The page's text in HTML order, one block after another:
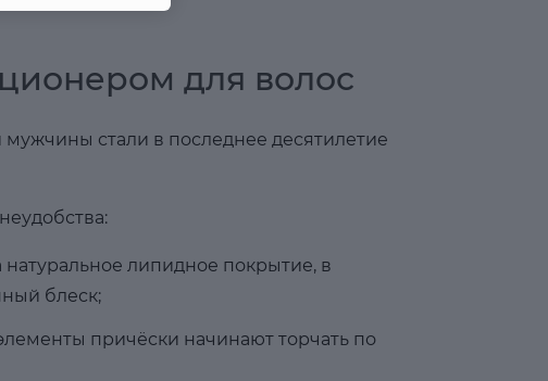
для волос
стали в последнее десятилетие
липидное покрытие, в
блеск;
причёски начинают торчать по